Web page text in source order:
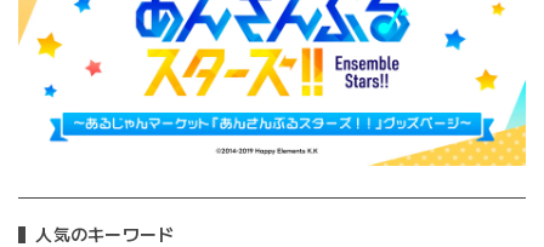
人気のキーワード